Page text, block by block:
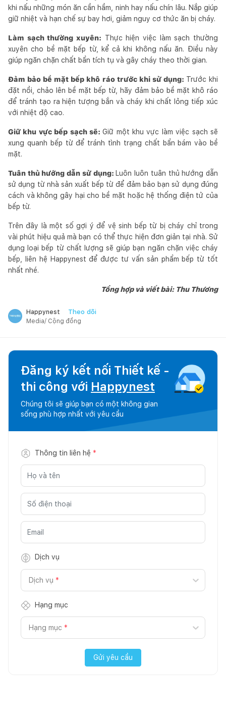
khi nấu những món ăn cần hầm, ninh hay nấu chín lâu. Nắp giúp
giữ nhiệt và hạn chế sự bay hơi, giảm nguy cơ thức ăn bị cháy.
Làm sạch thường xuyên: Thực hiện việc làm sạch thường
xuyên cho bề mặt bếp từ, kể cả khi không nấu ăn. Điều này
giúp ngăn chặn chất bẩn tích tụ và gây cháy theo thời gian.
Đảm bảo bề mặt bếp khô ráo trước khi sử dụng: Trước khi
đặt nồi, chảo lên bề mặt bếp từ, hãy đảm bảo bề mặt khô ráo
để tránh tạo ra hiện tượng bắn và cháy khi chất lỏng tiếp xúc
với nhiệt độ cao.
Giữ khu vực bếp sạch sẽ:Giữ một khu vực làm việc sạch sẽ
xung quanh bếp từ để tránh tình trạng chất bẩn bám vào bề
mặt.
Tuân thủ hướng dẫn sử dụng: Luôn luôn tuân thủ hướng dẫn
sử dụng từ nhà sản xuất bếp từ để đảm bảo bạn sử dụng đúng
cách và không gây hại cho bề mặt hoặc hệ thống điện tử của
bếp từ.
Trên đây là một số gợi ý để vệ sinh bếp từ bị cháy chỉ trong
vài phút hiệu quả mà bạn có thể thực hiện đơn giản tại nhà. Sử
dụng loại bếp từ chất lượng sẽ giúp bạn ngăn chặn việc cháy
bếp, liên hệ Happynest để được tư vấn sản phẩm bếp từ tốt
nhất nhé.
Tổng hợp và viết bài: Thu Thương
Happynest Theo dõi
Media/ Cộng đồng
Đăng ký kết nối Thiết kế -
thi công với Happynest
Chúng tôi sẽ giúp bạn có một không gian
sống phù hợp nhất với yêu cầu
Thông tin liên hệ *
Dịch vụ
Dịch vụ *
Hạng mục
Hạng mục *
Gửi yêu cầu